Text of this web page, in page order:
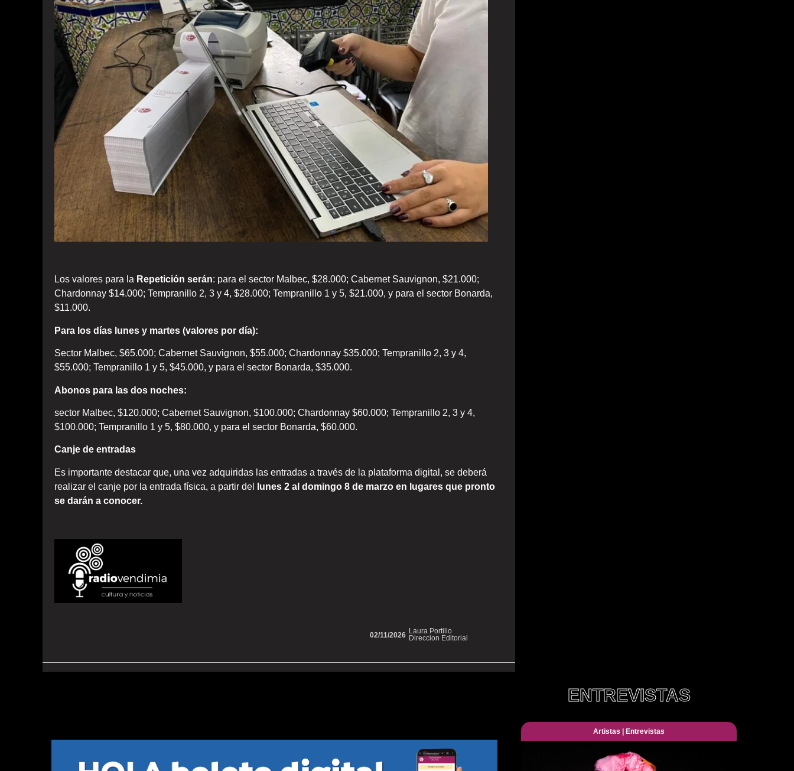
Los valores para la Repetición serán: para el sector Malbec, $28.000; Cabernet Sauvignon, $21.000;
Chardonnay $14.000; Tempranillo 2, 3 y 4, $28.000; Tempranillo 1 y 5, $21.000, y para el sector Bonarda,
$11.000.
Para los días lunes y martes (valores por día):
Sector Malbec, $65.000; Cabernet Sauvignon, $55.000; Chardonnay $35.000; Tempranillo 2, 3 y 4,
$55.000; Tempranillo 1 y 5, $45.000, y para el sector Bonarda, $35.000.
Abonos para las dos noches:
sector Malbec, $120.000; Cabernet Sauvignon, $100.000; Chardonnay $60.000; Tempranillo 2, 3 y 4,
$100.000; Tempranillo 1 y 5, $80.000, y para el sector Bonarda, $60.000.
Canje de entradas
Es importante destacar que, una vez adquiridas las entradas a través de la plataforma digital, se deberá
realizar el canje por la entrada física, a partir del
lunes 2 al domingo 8 de marzo en lugares que pronto
se darán a conocer.
Laura Portillo
Direccion Editorial
02/11/2026
ENTREVISTAS
Artistas Entrevistas